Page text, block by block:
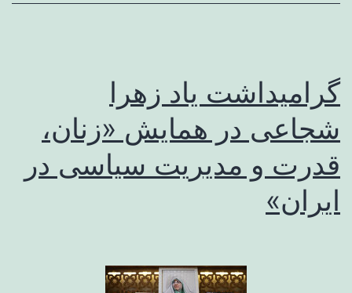
گرامیداشت یاد زهرا
شجاعی در همایش «زنان،
قدرت و مدیریت سیاسی در
ایران»